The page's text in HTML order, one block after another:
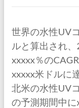
世界の水性UV
ルと算出され
xxxxx％の
xxxxx米ドルに
北米の水性UV
の予測期間中